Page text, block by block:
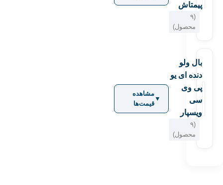
پیمتاش
(۹
محصول)
بال ولو
دنده ای یو
پی وی
سی
ویسپار
(۹
محصول)
▼
مشاهده
قیمت‌ها